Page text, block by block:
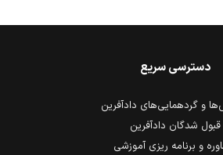
دسترسی سریع
و گردهمایی‌های دادآفرین
قبول شدگان دادآفرین
و برنامه ریزی آموزشی